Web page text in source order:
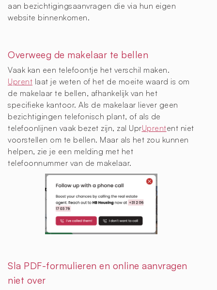
aan bezichtigingsaanvragen die via hun eigen
website binnenkomen.
Overweeg de makelaar te bellen
Vaak kan een telefoontje het verschil maken.
Uprent laat je weten of het de moeite waard is om
de makelaar te bellen, afhankelijk van het
specifieke kantoor. Als de makelaar liever geen
bezichtigingen telefonisch plant, of als de
telefoonlijnen vaak bezet zijn, zal UprUprentent niet
voorstellen om te bellen. Maar als het zou kunnen
helpen, zie je een melding met het
telefoonnummer van de makelaar.
Sla PDF-formulieren en online aanvragen
niet over